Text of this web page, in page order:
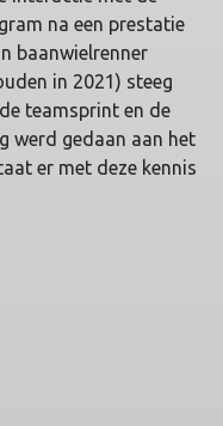
na een prestatie
baanwielrenner
in 2021) steeg
teamsprint en de
werd gedaan aan het
er met deze kennis